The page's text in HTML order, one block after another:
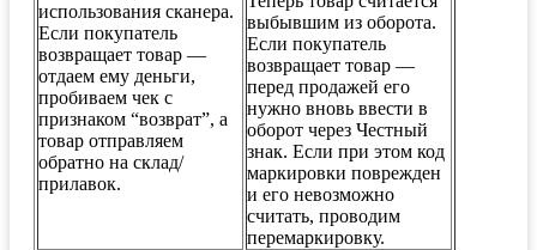
использования сканера.
Если покупатель
возвращает товар —
отдаем ему деньги,
пробиваем чек с
признаком “возврат”, а
товар отправляем
обратно на склад/
прилавок.
выбывшим из оборота.
Если покупатель
возвращает товар —
перед продажей его
нужно вновь ввести в
оборот через Честный
знак. Если при этом код
маркировки поврежден
и его невозможно
считать, проводим
перемаркировку.